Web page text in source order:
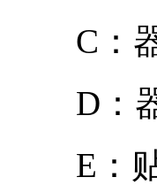
C：器
D：器
E：贴